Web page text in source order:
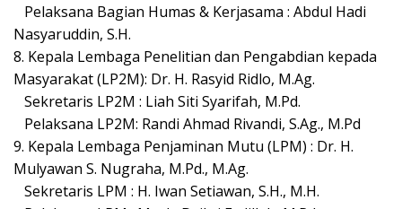
Pelaksana Bagian Humas & Kerjasama : Abdul Hadi
Nasyaruddin, S.H.
8. Kepala Lembaga Penelitian dan Pengabdian kepada
Masyarakat (LP2M): Dr. H. Rasyid Ridlo, M.Ag.
Sekretaris LP2M : Liah Siti Syarifah, M.Pd.
Pelaksana LP2M: Randi Ahmad Rivandi, S.Ag., M.Pd
9. Kepala Lembaga Penjaminan Mutu (LPM) : Dr. H.
Mulyawan S. Nugraha, M.Pd., M.Ag.
Sekretaris LPM : H. Iwan Setiawan, S.H., M.H.